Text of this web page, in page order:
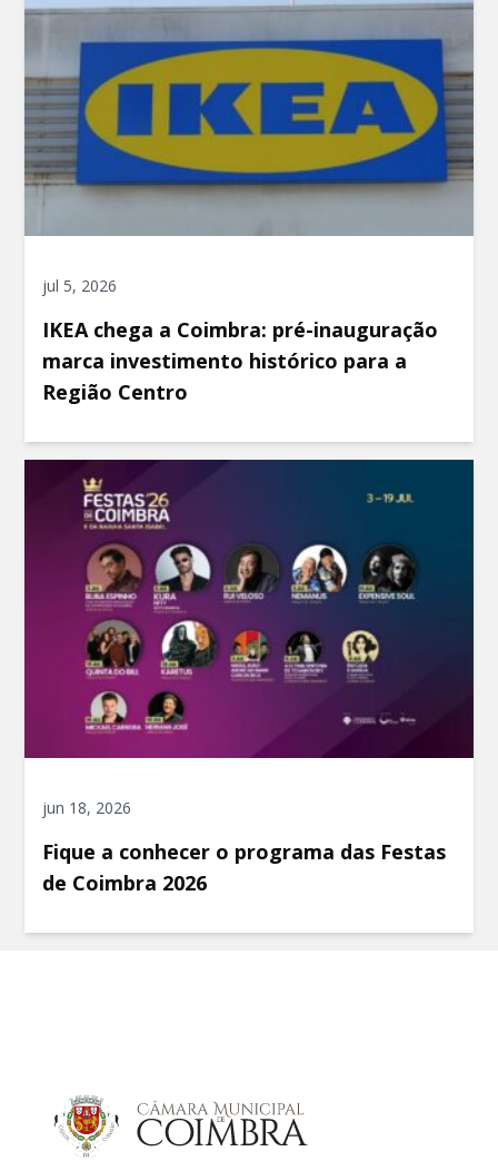
jul 5, 2026
IKEA chega a Coimbra: pré-inauguração
marca investimento histórico para a
Região Centro
jun 18, 2026
Fique a conhecer o programa das Festas
de Coimbra 2026